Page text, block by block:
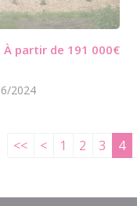
À partir de 191 000€
2024
<< < 1 2 3 4